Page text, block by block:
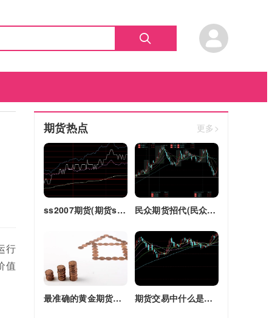
行
值
期货热点 更多>
ss2007期货(期货ss2018) 民众期货招代(民众期货怎么了)
最准确的黄金期货交易师(最准确的黄金期货交易师是谁) 期货交易中什么是复合头寸(期货交易中什么是复合头寸交易)